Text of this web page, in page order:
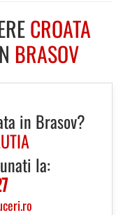
CROATA
BRASOV
in Brasov?
la: